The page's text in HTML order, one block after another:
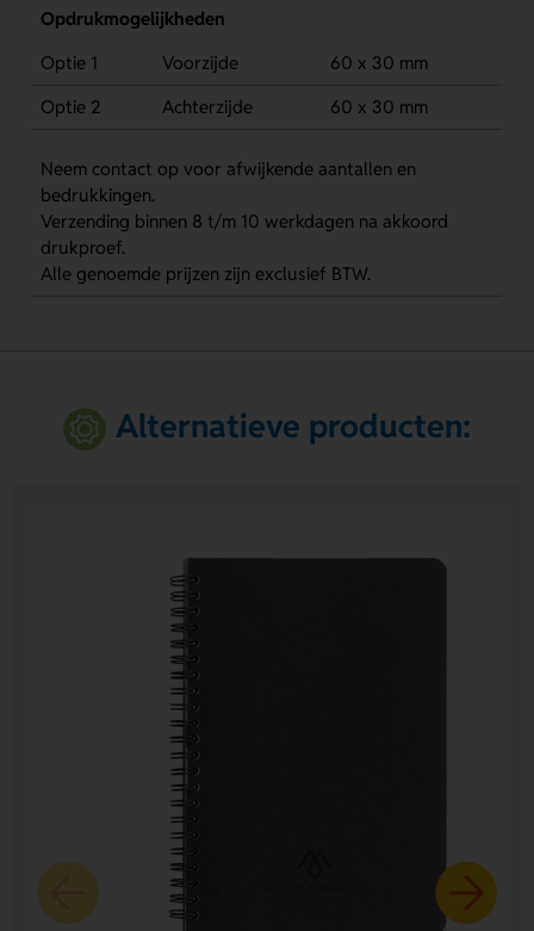
Opdrukmogelijkheden
Optie 1
Voorzijde
60 x 30 mm
Optie 2
Achterzijde 60 x 30 mm
Neem contact op voor afwijkende aantallen en
bedrukkingen.
Verzending binnen 8 t/m 10 werkdagen na akkoord
drukproef.
Alle genoemde prijzen zijn exclusief BTW.
Alternatieve producten: